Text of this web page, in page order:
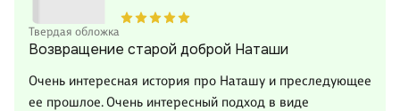
Твердая обложка
Возвращение старой доброй Наташи
Очень интересная история про Наташу и преследующее
ее прошлое. Очень интересный подход в виде